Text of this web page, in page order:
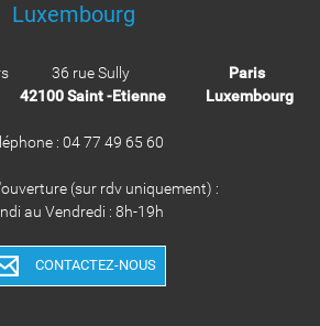
Luxembourg
36 rue Sully Paris
Saint -Etienne Luxembourg
: 04 77 49 65 60
(sur rdv uniquement) :
au Vendredi : 8h-19h
CONTACTEZ-NOUS